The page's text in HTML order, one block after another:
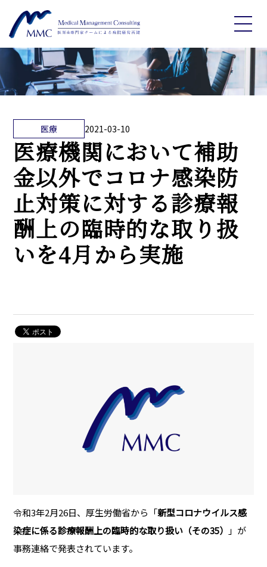
医療 2021-03-10
医療機関において補助
金以外でコロナ感染防
止対策に対する診療報
酬上の臨時的な取り扱
いを4月から実施
令和3年2月26日、厚生労働省から「新型コロナウイルス感
染症に係る診療報酬上の臨時的な取り扱い（その35）
」が
事務連絡で発表されています。